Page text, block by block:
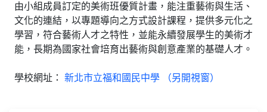
由小組成員訂定的美術班優質計畫，能注重藝術與生活、
文化的連結，以專題導向之方式設計課程，提供多元化之
學習，符合藝術人才之特性，並能永續發展學生的美術才
能，長期為國家社會培育出藝術與創意產業的基礎人才。
學校網址： 新北市立福和國民中學 （另開視窗）